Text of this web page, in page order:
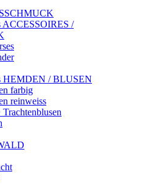
ACCESSOIRES /
HEMDEN / BLUSEN
farbig
reinweiss